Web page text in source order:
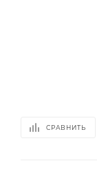
СРАВНИТЬ